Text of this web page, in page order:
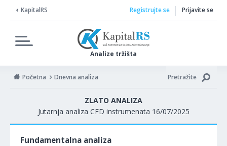
KapitalRS
Analize tržišta
Registrujte se Prijavite se
Početna Dnevna analiza Pretražite
ZLATO ANALIZA
Jutarnja analiza CFD instrumenata 16/07/2025
Fundamentalna analiza